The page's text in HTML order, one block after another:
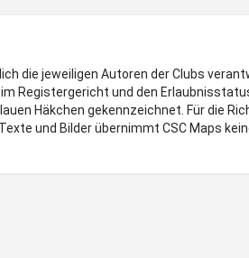
die jeweiligen Autoren der Clubs
Registergericht und den
Häkchen gekennzeichnet. Für die
und Bilder übernimmt CSC Maps